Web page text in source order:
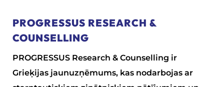
PROGRESSUS RESEARCH &
COUNSELLING
PROGRESSUS Research & Counselling ir
Grieķijas jaunuzņēmums, kas nodarbojas ar